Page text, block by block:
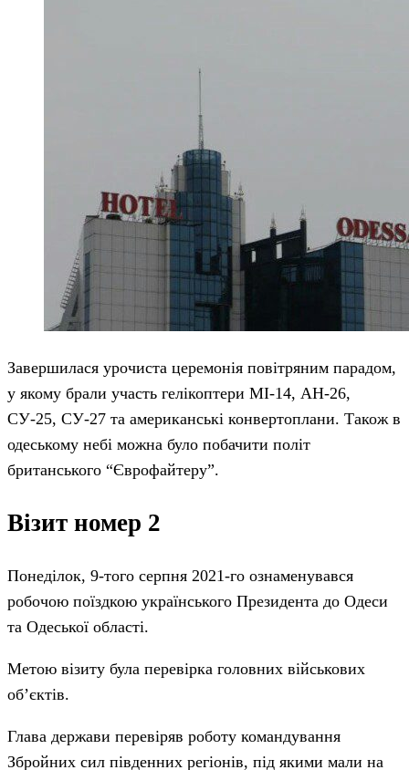
Завершилася урочиста церемонія повітряним парадом,
у якому брали участь гелікоптери МІ-14, АН-26,
СУ-25, СУ-27 та американські конвертоплани. Також в
одеському небі можна було побачити політ
британського “Єврофайтеру”.
Візит номер 2
Понеділок, 9-того серпня 2021-го ознаменувався
робочою поїздкою українського Президента до Одеси
та Одеської області.
Метою візиту була перевірка головних військових
об’єктів.
Глава держави перевіряв роботу командування
Збройних сил південних регіонів, під якими мали на